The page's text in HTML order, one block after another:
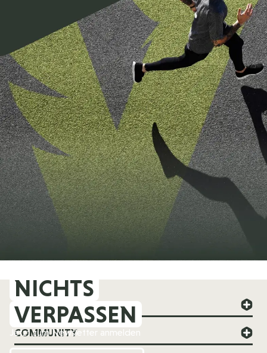
NICHTS
VERPASSEN
Jetzt zum Newsletter anmelden
FOREVER YOUNG
COMMUNITY